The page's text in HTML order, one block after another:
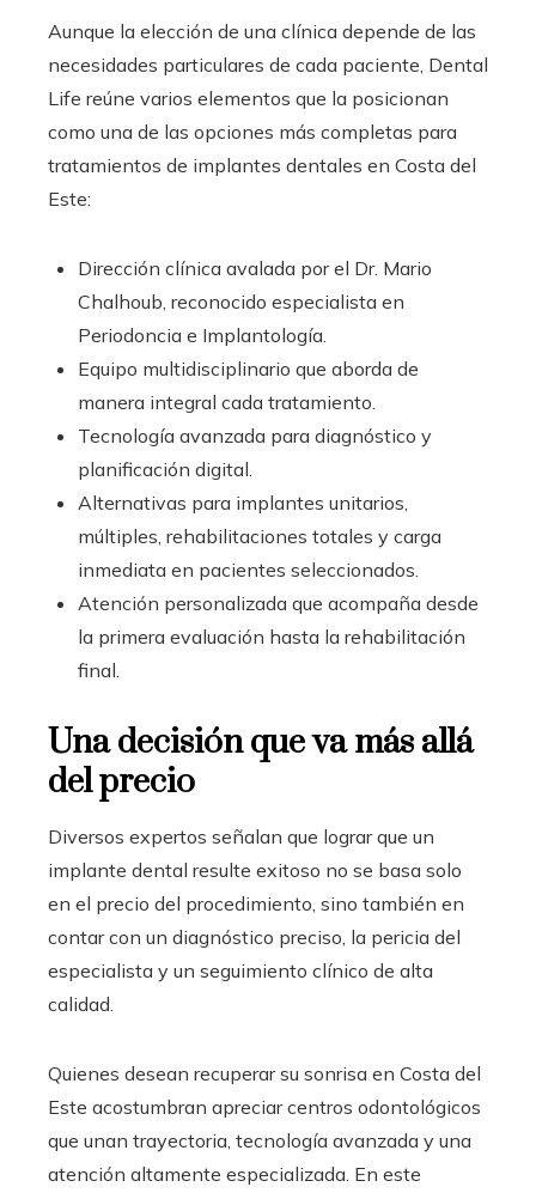
Aunque la elección de una clínica depende de las
necesidades particulares de cada paciente, Dental
Life reúne varios elementos que la posicionan
como una de las opciones más completas para
tratamientos de implantes dentales en Costa del
Este:
Dirección clínica avalada por el Dr. Mario
Chalhoub, reconocido especialista en
Periodoncia e Implantología.
Equipo multidisciplinario que aborda de
manera integral cada tratamiento.
Tecnología avanzada para diagnóstico y
planificación digital.
Alternativas para implantes unitarios,
múltiples, rehabilitaciones totales y carga
inmediata en pacientes seleccionados.
Atención personalizada que acompaña desde
la primera evaluación hasta la rehabilitación
final.
Una decisión que va más allá
del precio
Diversos expertos señalan que lograr que un
implante dental resulte exitoso no se basa solo
en el precio del procedimiento, sino también en
contar con un diagnóstico preciso, la pericia del
especialista y un seguimiento clínico de alta
calidad.
Quienes desean recuperar su sonrisa en Costa del
Este acostumbran apreciar centros odontológicos
que unan trayectoria, tecnología avanzada y una
atención altamente especializada. En este